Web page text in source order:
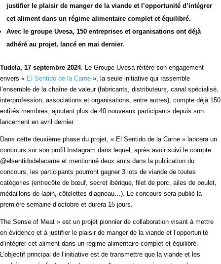
justifier le plaisir de manger de la viande et l’opportunité d’intégrer
cet aliment dans un régime alimentaire complet et équilibré.
Avec le groupe Uvesa, 150 entreprises et organisations ont déjà
adhéré au projet, lancé en mai dernier.
Tudela, 17 septembre 2024. Le Groupe Uvesa réitère son engagement
envers « El Sentido de la Carne », la seule initiative qui rassemble
l’ensemble de la chaîne de valeur (fabricants, distributeurs, canal spécialisé,
interprofession, associations et organisations, entre autres), compte déjà 150
entités membres, ajoutant plus de 40 nouveaux participants depuis son
lancement en avril dernier.
Dans cette deuxième phase du projet, « El Sentido de la Carne » lancera un
concours sur son profil Instagram dans lequel, après avoir suivi le compte
@elsentidodelacarne et mentionné deux amis dans la publication du
concours, les participants pourront gagner 3 lots de viande de toutes
catégories (entrecôte de bœuf, secret ibérique, filet de porc, ailes de poulet,
médaillons de lapin, côtelettes d’agneau…). Le concours sera publié la
première semaine d’octobre et durera 15 jours.
The Sense of Meat » est un projet pionnier de collaboration visant à mettre
en évidence et à justifier le plaisir de manger de la viande et l’opportunité
d’intégrer cet aliment dans un régime alimentaire complet et équilibré.
L’objectif principal de l’initiative est de transmettre que la viande et les